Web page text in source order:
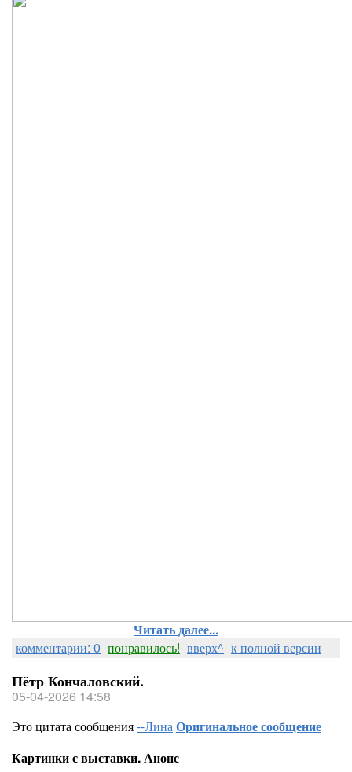
Читать далее...
комментарии: 0 понравилось! вверх^ к полной версии
Пётр Кончаловский.
05-04-2026 14:58
Это цитата сообщения--ЛинаОригинальное сообщение
Картинки с выставки. Анонс